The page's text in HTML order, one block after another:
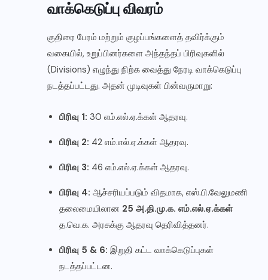
வாக்கெடுப்பு விவரம்
குதிரை பேரம் மற்றும் குழப்பங்களைத் தவிர்க்கும்
வகையில், உறுப்பினர்களை அந்தந்தப் பிரிவுகளில்
(Divisions) எழுந்து நிற்க வைத்து நேரடி வாக்கெடுப்பு
நடத்தப்பட்டது. அதன் முடிவுகள் பின்வருமாறு:
பிரிவு 1: 30 எம்.எல்.ஏ.க்கள் ஆதரவு.
பிரிவு 2: 42 எம்.எல்.ஏ.க்கள் ஆதரவு.
பிரிவு 3: 46 எம்.எல்.ஏ.க்கள் ஆதரவு.
பிரிவு 4: ஆச்சரியப்படும் விதமாக, எஸ்.பி.வேலுமணி
தலைமையிலான 25 அ.தி.மு.க. எம்.எல்.ஏ.க்கள்
த.வெ.க. அரசுக்கு ஆதரவு தெரிவித்தனர்.
பிரிவு 5 & 6: இறுதி கட்ட வாக்கெடுப்புகள்
நடத்தப்பட்டன.
Elanka Mirror WhatsApp சேனல்
சேனலில் இணையுங்கள்!